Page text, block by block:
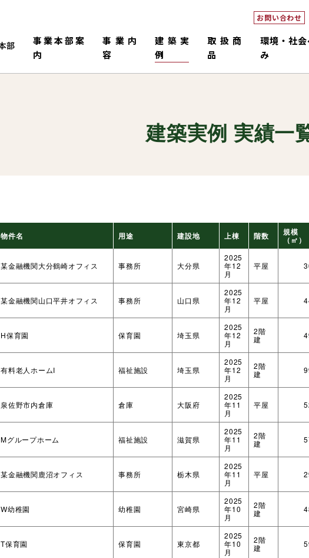
お問い合わせ
事業本部案
内
事業本部情報 販売・施工
生産・物流
事業内
容
構造材 国産材
木造倉庫・木造店舗 木造畜舎
建築実
例
老健・児童施設 倉庫・工場・店舗
その他 ダブルシールドパネル
取扱商
品
M-HR工法（木造でつくるピロ
ティ）
コネックトラス
タイダウンシステム
「ロッドマン」
環境・社
み
建築実例 実績一
物件名 用途 建設地 上棟 階数 規模
（㎡）
某金融機関大分鶴崎オフィス 事務所 大分県
2025
年12
月
平屋
某金融機関山口平井オフィス 事務所 山口県
2025
年12
月
平屋
H保育園 保育園 埼玉県
2025
年12
月
2階
建
有料老人ホームI 福祉施設 埼玉県
2025
年12
月
2階
建
泉佐野市内倉庫 倉庫 大阪府
2025
年11
月
平屋
Mグループホーム 福祉施設 滋賀県
2025
年11
月
2階
建
某金融機関鹿沼オフィス 事務所 栃木県
2025
年11
月
平屋
W幼稚園 幼稚園 宮崎県
2025
年10
月
2階
建
T保育園 保育園 東京都
2025
年10
月
2階
建